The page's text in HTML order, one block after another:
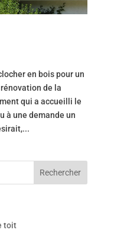
en bois pour un
de la
qui a accueilli le
à une demande un
toit